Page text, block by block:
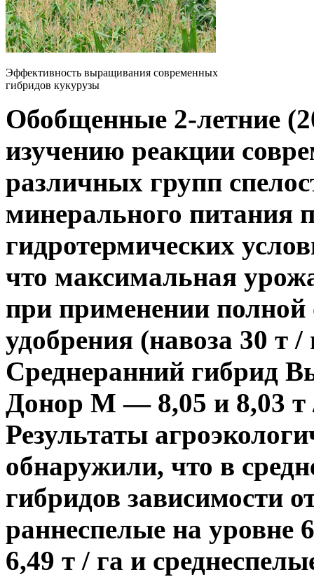
Эффективность выращивания современных
гибридов кукурузы
Обобщенные 2-летние
изучению реакции
различных групп
минерального питания
гидротермических
что максимальная
при применении
удобрения (навоза 30 т
Среднеранний гибрид
Донор М — 8,05 и 8,03 т /
Результаты
обнаружили, что в
гибридов зависимости
раннеспелые на уровне
6,49 т / га и